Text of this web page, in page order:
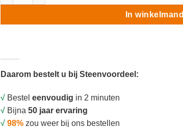
In winkelmand
Daarom bestelt u bij Steenvoordeel:
√ Bestel eenvoudig in 2 minuten
√ Bijna 50 jaar ervaring
√ 98% zou weer bij ons bestellen